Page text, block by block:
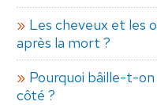
Les cheveux et les
après la mort ?
Pourquoi bâille-t-
côté ?